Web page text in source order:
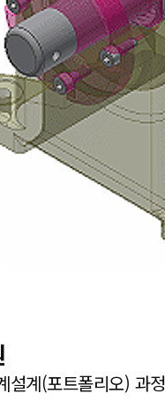
설계(포트폴리오) 과정